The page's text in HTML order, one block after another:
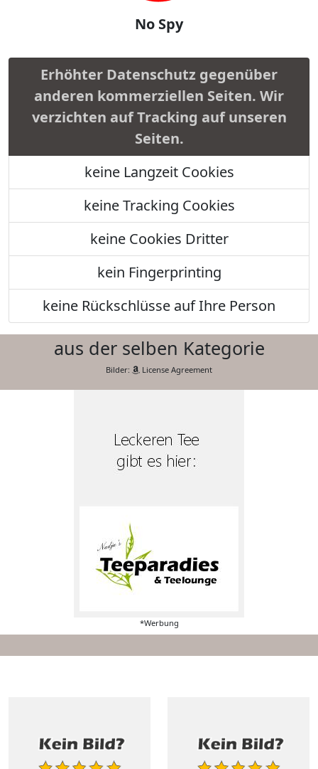
No Spy
Erhöhter Datenschutz gegenüber
anderen kommerziellen Seiten. Wir
verzichten auf Tracking auf unseren
Seiten.
keine Langzeit Cookies
keine Tracking Cookies
keine Cookies Dritter
kein Fingerprinting
keine Rückschlüsse auf Ihre Person
aus der selben Kategorie
Bilder: License Agreement
*Werbung